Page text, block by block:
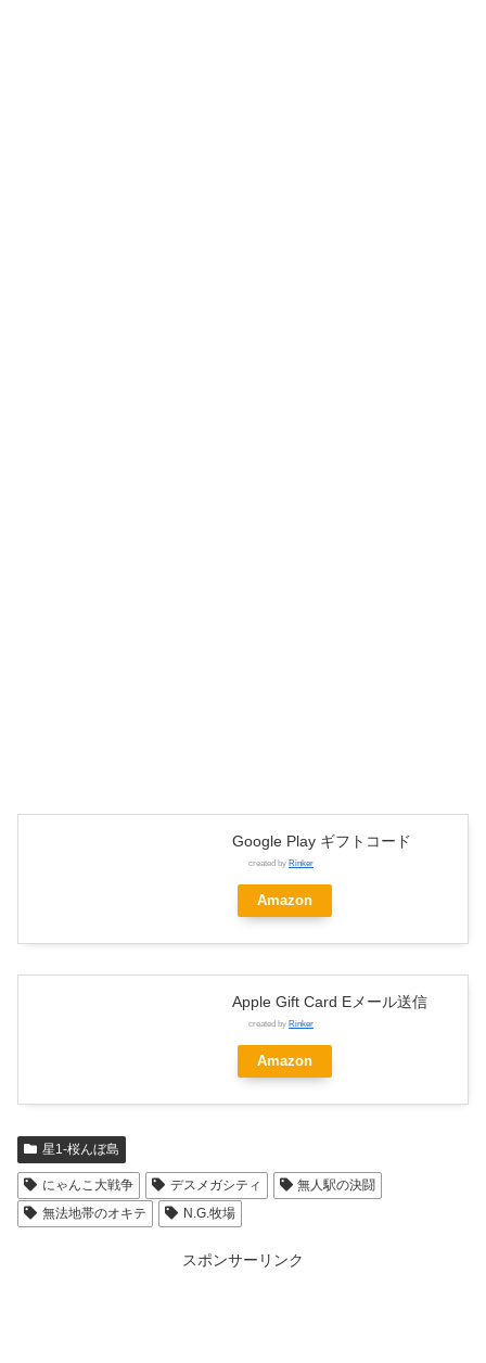
Google Play ギフトコード
created by Rinker
Amazon
Apple Gift Card Eメール送信
created by Rinker
Amazon
星1-桜んぼ島
にゃんこ大戦争 デスメガシティ
無人駅の決闘
無法地帯のオキテ
N.G.牧場
スポンサーリンク